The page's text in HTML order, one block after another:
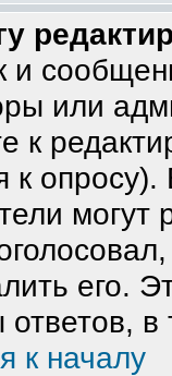
и
или
к
к
могут
его.
ответов,
к началу